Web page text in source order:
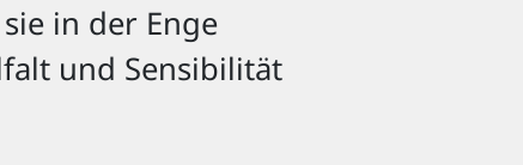
in der Enge
und Sensibilität